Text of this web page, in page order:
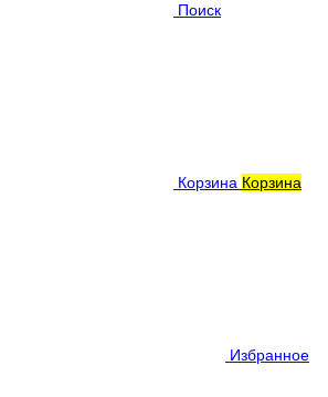
Поиск
Корзина Корзина
Избранное